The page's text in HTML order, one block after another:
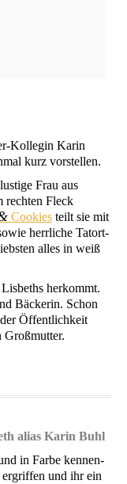
Kol­le­gin Karin
kurz vorstellen.
Frau aus
rech­ten Fleck
Coo­kies teilt sie mit
herr­li­che Tat­ort­
alles in weiß
her­kommt.
Bäcke­rin. Schon
Öffent­lich­keit
Großmutter.
ali­as Karin Buhl
in Far­be ken­nen­
und ihr ein